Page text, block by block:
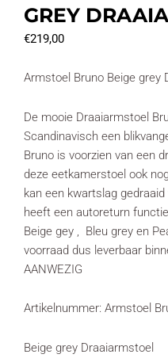
GREY
€219,00
Armstoel Bruno Beige grey
De mooie Draaiarmstoel
Scandinavisch een
Bruno is voorzien van een
deze eetkamerstoel ook
kan een kwartslag
heeft een autoreturn
Beige gey , Bleu grey en
voorraad dus leverbaar
AANWEZIG
Artikelnummer: Armstoel
Beige grey Draaiarmstoel